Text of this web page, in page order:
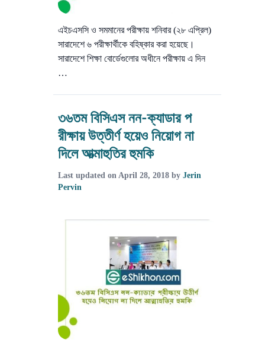
এইচএসসি ও সমমানের পরীক্ষায় শনিবার (২৮ এপ্রিল)
সারাদেশে ৬ পরীক্ষার্থীকে বহিষ্কার করা হয়েছে।
সারাদেশে শিক্ষা বোর্ডেগুলোর অধীনে পরীক্ষায় এ দিন
…
৩৬তম বিসিএস নন-ক্যাডার প
রীক্ষায় উত্তীর্ণ হয়েও নিয়োগ না
দিলে আত্মাহুতির হুমকি
Last updated on April 28, 2018 by Jerin
Pervin